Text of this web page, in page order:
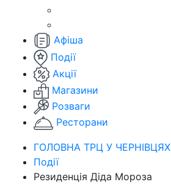
Афіша
Події
Акції
Магазини
Розваги
Ресторани
ГОЛОВНА ТРЦ У ЧЕРНІВЦЯХ
Події
Резиденція Діда Мороза